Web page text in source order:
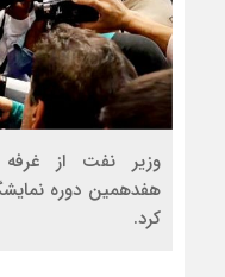
وزیر نفت از
هفدهمین دوره
کرد.